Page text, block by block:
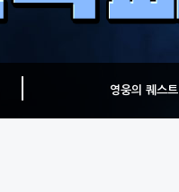
영웅의 퀘스트